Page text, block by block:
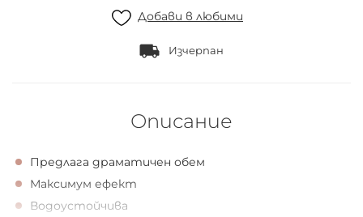
Добави в любими
Изчерпан
Описание
Предлага драматичен обем
Максимум ефект
Водоустойчива